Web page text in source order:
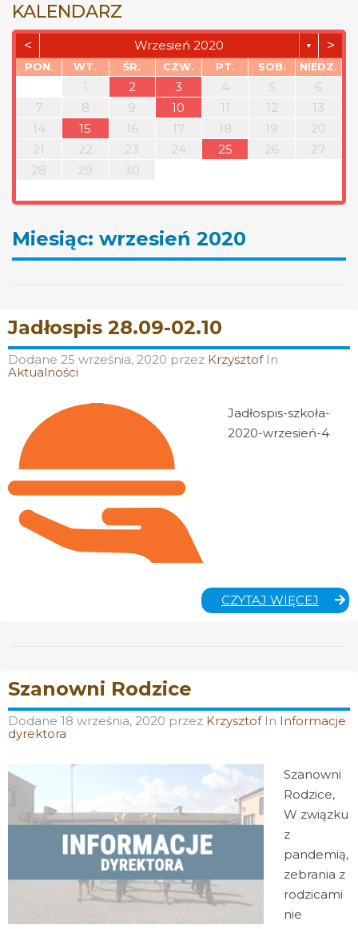
KALENDARZ
< Wrzesień 2020 ▼ >
PON. WT. ŚR. CZW. PT. SOB. NIEDZ.
1 2 3 4 5
6
7
8 9 10 11 12
13
14
15 16 17 18 19
20
21
22 23 24 25 26
27
28
29 30
Miesiąc: wrzesień 2020
Jadłospis 28.09-02.10
Dodane 25 września, 2020 przez Krzysztof In
Aktualności
Jadłospis-szkoła-
2020-wrzesień-4
CZYTAJ WIĘCEJ
28.09-
Szanowni Rodzice
Dodane 18 września, 2020 przez Krzysztof In Informacje
dyrektora
Szanowni
Rodzice,
W związku
z
pandemią,
zebrania z
rodzicami
nie